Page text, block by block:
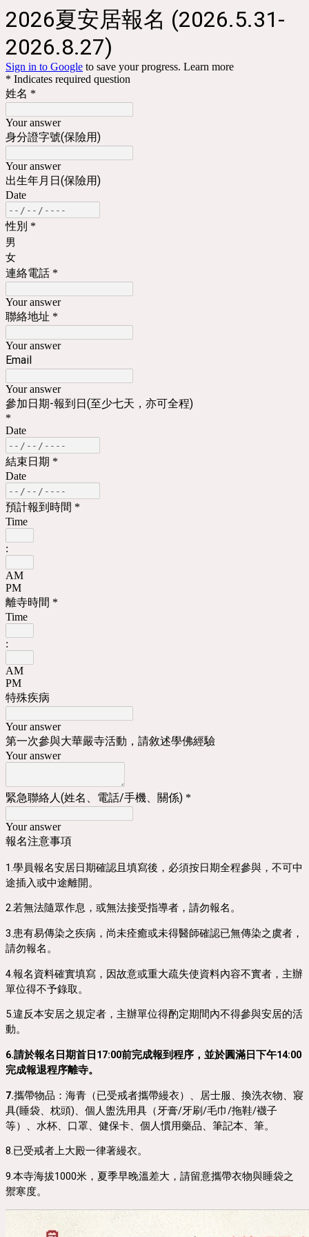
2026夏安居報名 (2026.5.31-
2026.8.27)
Sign in to Google to save your progress. Learn more
* Indicates required question
姓名 *
Your answer
身分證字號(保險用)
Your answer
出生年月日(保險用)
Date
性別 *
男
女
連絡電話 *
Your answer
聯絡地址 *
Your answer
Email
Your answer
參加日期-報到日(至少七天，亦可全程)
*
Date
結束日期 *
Date
預計報到時間 *
Time
:
AM
PM
離寺時間 *
Time
:
AM
PM
特殊疾病
Your answer
第一次參與大華嚴寺活動，請敘述學佛經驗
Your answer
緊急聯絡人(姓名、電話/手機、關係) *
Your answer
報名注意事項
1.學員報名安居日期確認且填寫後，必須按日期全程參與，不可中
途插入或中途離開。
2.若無法隨眾作息，或無法接受指導者，請勿報名。
3.患有易傳染之疾病，尚未痊癒或未得醫師確認已無傳染之虞者，
請勿報名。
4.報名資料確實填寫，因故意或重大疏失使資料內容不實者，主辦
單位得不予錄取。
5.違反本安居之規定者，主辦單位得酌定期間內不得參與安居的活
動。
6.請於報名日期首日17:00前完成報到程序，並於圓滿日下午14:00
完成報退程序離寺。
7.攜帶物品：海青（已受戒者攜帶縵衣）、居士服、換洗衣物、寢
具(睡袋、枕頭)、個人盥洗用具（牙膏/牙刷/毛巾/拖鞋/襪子
等）、水杯、口罩、健保卡、個人慣用藥品、筆記本、筆。
8.已受戒者上大殿一律著縵衣。
9.本寺海拔1000米，夏季早晚溫差大，請留意攜帶衣物與睡袋之
禦寒度。